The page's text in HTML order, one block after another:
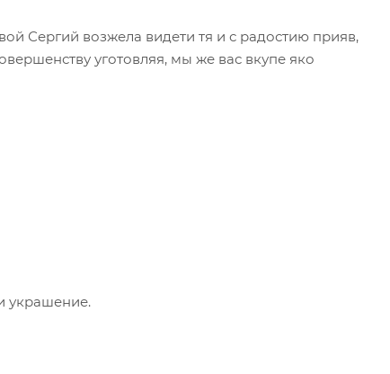
Сергий возжела видети тя и с радостию прияв,
уготовляя, мы же вас вкупе яко
украшение.